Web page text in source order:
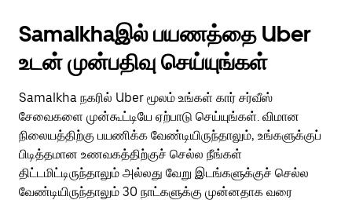
Samalkhaஇல் பயணத்தை Uber
உடன் முன்பதிவு செய்யுங்கள்
Samalkha நகரில் Uber மூலம் உங்கள் கார் சர்வீஸ்
சேவைகளை முன்கூட்டியே ஏற்பாடு செய்யுங்கள். விமான
நிலையத்திற்கு பயணிக்க வேண்டியிருந்தாலும், உங்களுக்குப்
பிடித்தமான உணவகத்திற்குச் செல்ல நீங்கள்
திட்டமிட்டிருந்தாலும் அல்லது வேறு இடங்களுக்குச் செல்ல
வேண்டியிருந்தாலும் 30 நாட்களுக்கு முன்னதாக வரை